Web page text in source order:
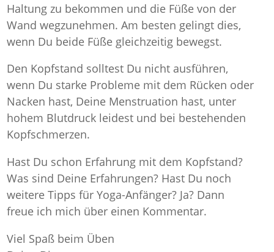
Haltung zu bekommen und die Füße von der
Wand wegzunehmen. Am besten gelingt dies,
wenn Du beide Füße gleichzeitig bewegst.
Den Kopfstand solltest Du nicht ausführen,
wenn Du starke Probleme mit dem Rücken oder
Nacken hast, Deine Menstruation hast, unter
hohem Blutdruck leidest und bei bestehenden
Kopfschmerzen.
Hast Du schon Erfahrung mit dem Kopfstand?
Was sind Deine Erfahrungen? Hast Du noch
weitere Tipps für Yoga-Anfänger? Ja? Dann
freue ich mich über einen Kommentar.
Viel Spaß beim Üben